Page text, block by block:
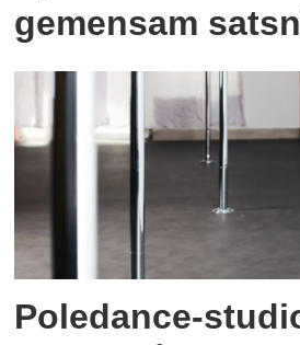
gemensam
Poledance-